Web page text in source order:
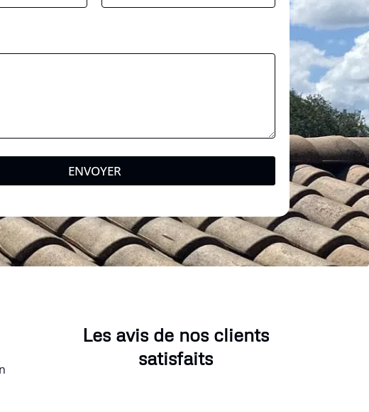
ENVOYER
Les avis de nos clients
satisfaits